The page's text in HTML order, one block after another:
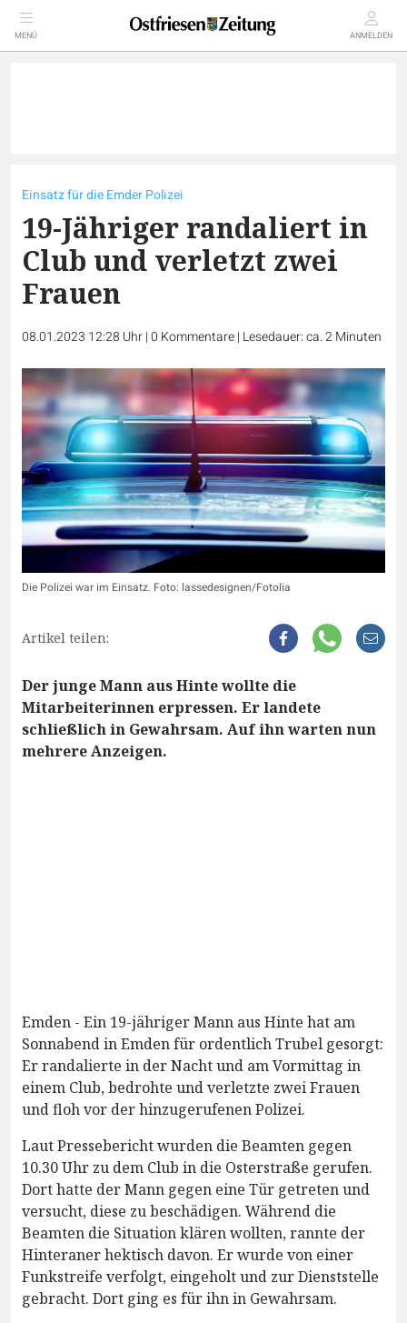
MENÜ ANMELDEN
Einsatz für die Emder Polizei
19-Jähriger randaliert in
Club und verletzt zwei
Frauen
08.01.2023 12:28 Uhr|0 Kommentare| Lesedauer: ca. 2 Minuten
Die Polizei war im Einsatz. Foto: lassedesignen/Fotolia
Artikel teilen:
Der junge Mann aus Hinte wollte die
Mitarbeiterinnen erpressen. Er landete
schließlich in Gewahrsam. Auf ihn warten nun
mehrere Anzeigen.
Emden - Ein 19-jähriger Mann aus Hinte hat am
Sonnabend in Emden für ordentlich Trubel gesorgt:
Er randalierte in der Nacht und am Vormittag in
einem Club, bedrohte und verletzte zwei Frauen
und floh vor der hinzugerufenen Polizei.
Laut Pressebericht wurden die Beamten gegen
10.30 Uhr zu dem Club in die Osterstraße gerufen.
Dort hatte der Mann gegen eine Tür getreten und
versucht, diese zu beschädigen. Während die
Beamten die Situation klären wollten, rannte der
Hinteraner hektisch davon. Er wurde von einer
Funkstreife verfolgt, eingeholt und zur Dienststelle
gebracht. Dort ging es für ihn in Gewahrsam.